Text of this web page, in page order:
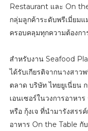
Restaurant และ On
กลุ่มลูกค้าระดับพรีเมี่ยม
ครอบคลุมทุกความต้องก
สำหรับงาน Seafood
ได้รับเกียรติจากนางสาว
ตลาด บริษัท ไทยยูเนี่ยน
เอนเซอร์ในวงการอาหา
หรือ กุ้งเจ ที่นำมารังสรร
อาหาร On the Table กั